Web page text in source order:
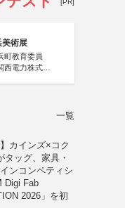
[PR]
美術展
町教育委員
電力株式会
一覧
】カインズ×コク
タッグ、家具・
ンコンペティシ
Digi Fab
2026」を初